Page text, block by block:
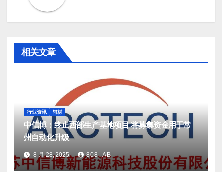
相关文章
行业资讯 辅材
中信博：终止西部生产基地项目 将募集资金用于常
州自动化升级
8 月 28, 2025 808, AB